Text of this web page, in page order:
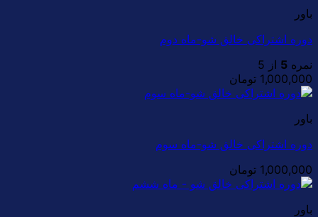
باور
دوره اشتراکی خالق شو-ماه دوم
نمره 5 از 5
1,000,000 تومان
باور
دوره اشتراکی خالق شو-ماه سوم
1,000,000 تومان
باور